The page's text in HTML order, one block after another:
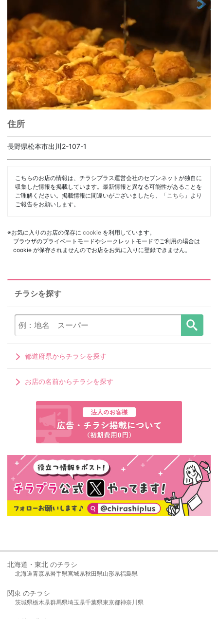
住所
長野県松本市出川2-107-1
こちらのお店の情報は、チラシプラス運営会社のセブンネットが独自に
収集した情報を掲載しています。最新情報と異なる可能性があることを
ご理解ください。掲載情報に間違いがございましたら、「 こちら 」より
ご報告をお願いします。
※お気に入りのお店の保存に cookie を利用しています。
ブラウザのプライベートモードやシークレットモードでご利用の場合は
cookie が保存されませんのでお店をお気に入りに登録できません。
チラシを探す
都道府県からチラシを探す
お店の名前からチラシを探す
北海道・東北 のチラシ
北海道青森県岩手県宮城県秋田県山形県福島県
関東 のチラシ
茨城県栃木県群馬県埼玉県千葉県東京都神奈川県